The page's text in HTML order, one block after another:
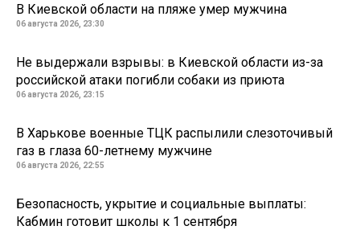
В Киевской области на пляже умер мужчина
06 августа 2026, 23:30
Не выдержали взрывы: в Киевской области из-за
российской атаки погибли собаки из приюта
06 августа 2026, 23:15
В Харькове военные ТЦК распылили слезоточивый
газ в глаза 60-летнему мужчине
06 августа 2026, 22:55
Безопасность, укрытие и социальные выплаты:
Кабмин готовит школы к 1 сентября